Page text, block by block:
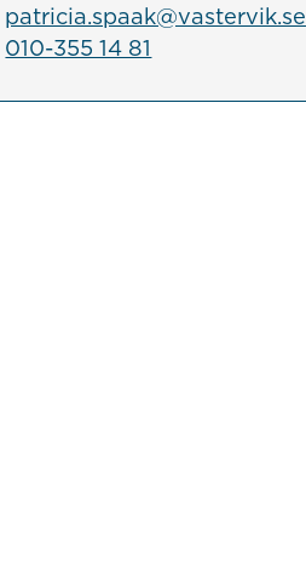
patricia.spaak@vastervik.se
010-355 14 81